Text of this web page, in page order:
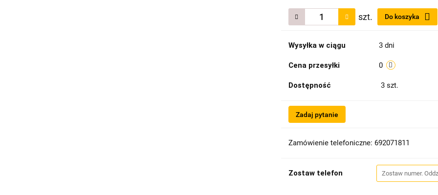
szt. Do koszyka
Wysyłka w ciągu 3 dni
Cena przesyłki 0
Dostępność 3 szt.
Zadaj pytanie
Zamówienie telefoniczne: 692071811
Zostaw telefon